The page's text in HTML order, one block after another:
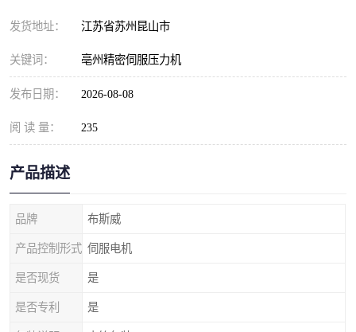
发货地址： 江苏省苏州昆山市
关键词： 亳州精密伺服压力机
发布日期： 2026-08-08
阅 读 量： 235
产品描述
品牌 布斯威
产品控制形式 伺服电机
是否现货 是
是否专利 是